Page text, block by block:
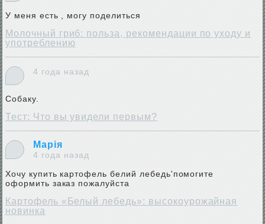
У меня есть , могу поделиться
Молочный гриб: польза, рекомендации по уходу и
употреблению
4 года назад
Собаку.
Тест: Что вы увидели первым?
Марія
4 года назад
Хочу купить картофель белий лебедь'помогите
оформить заказ пожалуйста
Картофель «Белый лебедь»: высокоурожайная
новинка